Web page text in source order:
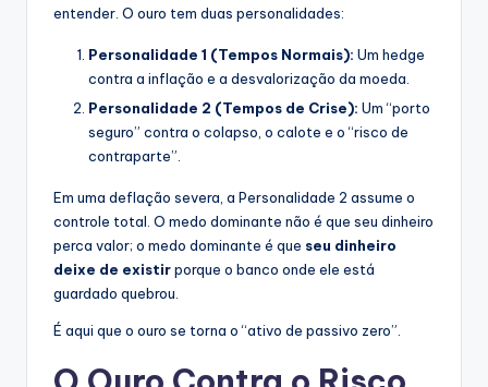
entender. O ouro tem duas personalidades:
Personalidade 1 (Tempos Normais): Um hedge
contra a inflação e a desvalorização da moeda.
Personalidade 2 (Tempos de Crise): Um “porto
seguro” contra o colapso, o calote e o “risco de
contraparte”.
Em uma deflação severa, a Personalidade 2 assume o
controle total. O medo dominante não é que seu dinheiro
perca valor; o medo dominante é que seu dinheiro
deixe de existirporque o banco onde ele está
guardado quebrou.
É aqui que o ouro se torna o “ativo de passivo zero”.